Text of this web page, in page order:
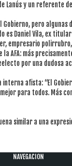
y un referente
pero
Daniel Vila, ex
empresario
la AFA: más
por una dudosa
afista: “El
para todos. Más
similar a una
NAVEGACION